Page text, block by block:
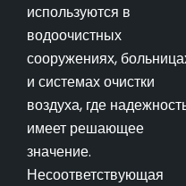
используются в
водоочистных
сооружениях,
и системах очистки
воздуха, где
имеет решающее
значение.
Несоответствующая